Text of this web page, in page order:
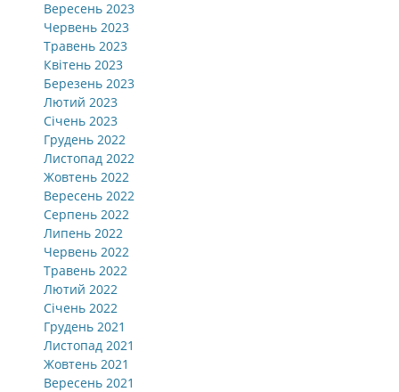
Вересень 2023
Червень 2023
Травень 2023
Квітень 2023
Березень 2023
Лютий 2023
Січень 2023
Грудень 2022
Листопад 2022
Жовтень 2022
Вересень 2022
Серпень 2022
Липень 2022
Червень 2022
Травень 2022
Лютий 2022
Січень 2022
Грудень 2021
Листопад 2021
Жовтень 2021
Вересень 2021